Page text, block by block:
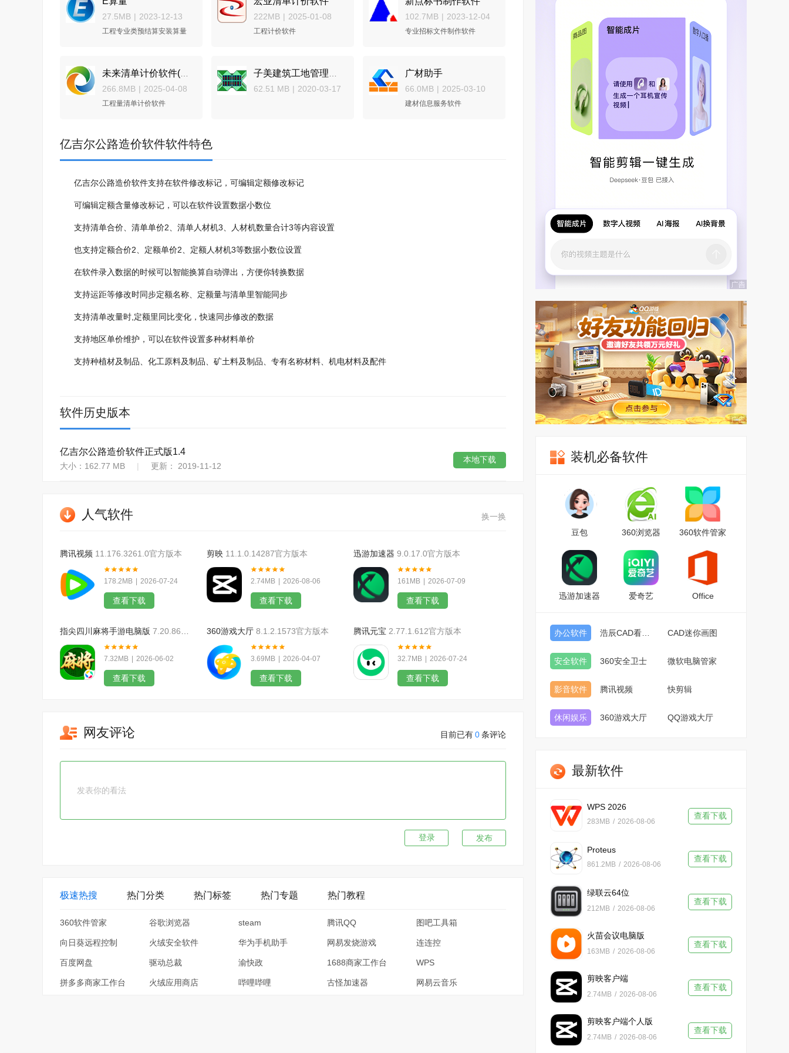
27.5MB | 2023-12-13
工程专业类预结算安装算量
222MB | 2025-01-08
工程计价软件
102.7MB | 2023-12-04
专业招标文件制作软件
266.8MB | 2025-04-08
工程量清单计价软件
62.51 MB | 2020-03-17
广材助手
66.0MB | 2025-03-10
建材信息服务软件
亿吉尔公路造价软件软件特色
亿吉尔公路造价软件支持在软件修改标记，可编辑定额修改标记
可编辑定额含量修改标记，可以在软件设置数据小数位
支持清单合价、清单单价2、清单人材机3、人材机数量合计3等内容设置
也支持定额合价2、定额单价2、定额人材机3等数据小数位设置
在软件录入数据的时候可以智能换算自动弹出，方便你转换数据
支持运距等修改时同步定额名称、定额量与清单里智能同步
支持清单改量时,定额里同比变化，快速同步修改的数据
支持地区单价维护，可以在软件设置多种材料单价
支持种植材及制品、化工原料及制品、矿土料及制品、专有名称材料、机电材料及配件
软件历史版本
亿吉尔公路造价软件正式版1.4
大小：162.77 MB | 更新： 2019-11-12
本地下载
人气软件 换一换
腾讯视频 11.176.3261.0官方版本
178.2MB 2026-07-24
查看下载
剪映 11.1.0.14287官方版本
2.74MB 2026-08-06
查看下载
迅游加速器 9.0.17.0官方版本
161MB 2026-07-09
查看下载
指尖四川麻将手游电脑版 7.20.861官方版本
7.32MB 2026-06-02
查看下载
360游戏大厅 8.1.2.1573官方版本
3.69MB 2026-04-07
查看下载
腾讯元宝 2.77.1.612官方版本
32.7MB 2026-07-24
查看下载
网友评论 目前已有0条评论
发布
极速热搜 热门分类 热门标签 热门专题 热门教程
360软件管家 谷歌浏览器 steam 腾讯QQ 图吧工具箱
向日葵远程控制 火绒安全软件 华为手机助手 网易发烧游戏 连连控
百度网盘 驱动总裁 渝快政 1688商家工作台 WPS
拼多多商家工作台 火绒应用商店 哔哩哔哩 古怪加速器 网易云音乐
装机必备软件
豆包 360浏览器 360软件管家
迅游加速器 爱奇艺 Office
办公软件 CAD迷你画图
安全软件 360安全卫士 微软电脑管家
影音软件 腾讯视频 快剪辑
休闲娱乐 360游戏大厅 QQ游戏大厅
最新软件
WPS 2026
283MB / 2026-08-06
查看下载
Proteus
861.2MB / 2026-08-06
查看下载
绿联云64位
212MB / 2026-08-06
查看下载
火苗会议电脑版
163MB / 2026-08-06
查看下载
剪映客户端
2.74MB / 2026-08-06
查看下载
剪映客户端个人版
2.74MB / 2026-08-06
查看下载